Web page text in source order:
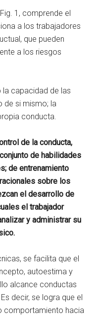
1, comprende el
a los trabajadores
que pueden
a los riesgos
capacidad de las
de si mismo; la
conducta.
de la conducta,
de habilidades
de entrenamiento
sobre los
el desarrollo de
el trabajador
y administrar su
se facilita que el
autoestima y
alcance conductas
decir, se logra que el
comportamiento hacia